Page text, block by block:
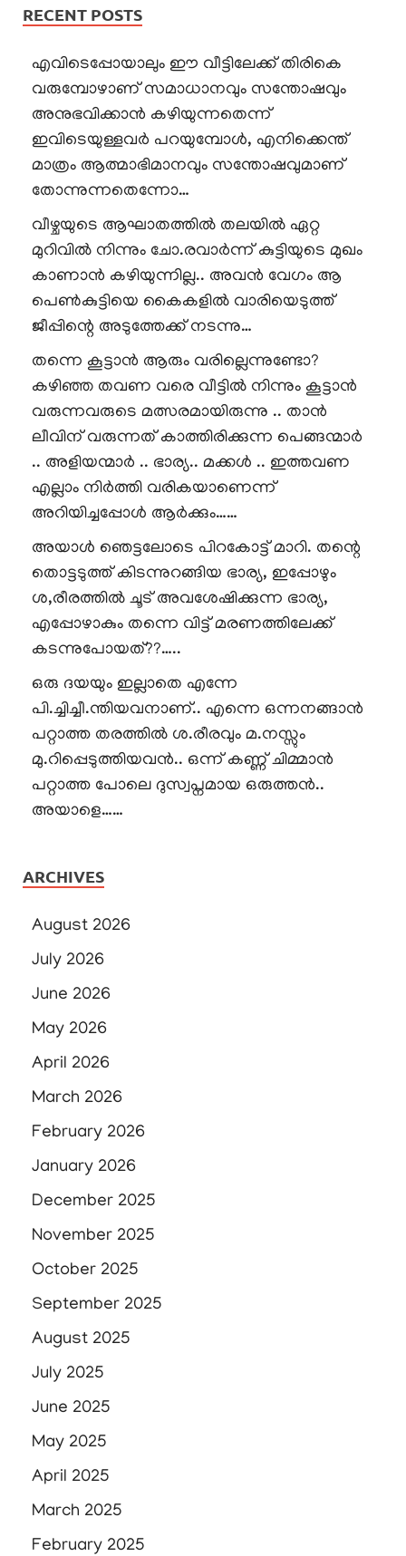
RECENT POSTS
എവിടെപ്പോയാലും ഈ വീട്ടിലേക്ക് തിരികെ
വരുമ്പോഴാണ് സമാധാനവും സന്തോഷവും
അനുഭവിക്കാൻ കഴിയുന്നതെന്ന്
ഇവിടെയുള്ളവർ പറയുമ്പോൾ, എനിക്കെന്ത്
മാത്രം ആത്മാഭിമാനവും സന്തോഷവുമാണ്
തോന്നുന്നതെന്നോ…
വീഴ്ചയുടെ ആഘാതത്തിൽ തലയിൽ ഏറ്റ
മുറിവിൽ നിന്നും ചോ.രവാർന്ന് കുട്ടിയുടെ മുഖം
കാണാൻ കഴിയുന്നില്ല.. അവൻ വേഗം ആ
പെൺകുട്ടിയെ കൈകളിൽ വാരിയെടുത്ത്
ജീപ്പിന്റെ അടുത്തേക്ക് നടന്നു…
തന്നെ കൂട്ടാൻ ആരും വരില്ലെന്നുണ്ടോ?
കഴിഞ്ഞ തവണ വരെ വീട്ടിൽ നിന്നും കൂട്ടാൻ
വരുന്നവരുടെ മത്സരമായിരുന്നു .. താൻ
ലീവിന് വരുന്നത് കാത്തിരിക്കുന്ന പെങ്ങന്മാർ
.. അളിയന്മാർ .. ഭാര്യ.. മക്കൾ .. ഇത്തവണ
എല്ലാം നിർത്തി വരികയാണെന്ന്
അറിയിച്ചപ്പോൾ ആർക്കും……
അയാൾ ഞെട്ടലോടെ പിറകോട്ട് മാറി. തന്റെ
തൊട്ടടുത്ത് കിടന്നുറങ്ങിയ ഭാര്യ, ഇപ്പോഴും
ശ,രീരത്തിൽ ചൂട് അവശേഷിക്കുന്ന ഭാര്യ,
എപ്പോഴാകും തന്നെ വിട്ട് മരണത്തിലേക്ക്
കടന്നുപോയത്??…..
ഒരു ദയയും ഇല്ലാതെ എന്നേ
പി.ച്ചിച്ചീ.ന്തിയവനാണ്.. എന്നെ ഒന്നനങ്ങാൻ
പറ്റാത്ത തരത്തിൽ ശ.രീരവും മ.നസ്സും
മു.റിപ്പെടുത്തിയവൻ.. ഒന്ന് കണ്ണ് ചിമ്മാൻ
പറ്റാത്ത പോലെ ദുസ്വപ്നമായ ഒരുത്തൻ..
അയാളെ……
ARCHIVES
August 2026
July 2026
June 2026
May 2026
April 2026
March 2026
February 2026
January 2026
December 2025
November 2025
October 2025
September 2025
August 2025
July 2025
June 2025
May 2025
April 2025
March 2025
February 2025